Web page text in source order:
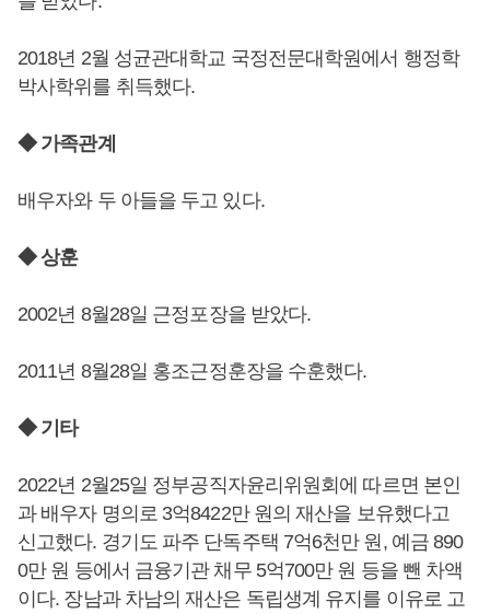
2018년 2월 성균관대학교 국정전문대학원에서 행정학
박사학위를 취득했다.
◆ 가족관계
배우자와 두 아들을 두고 있다.
◆ 상훈
2002년 8월28일 근정포장을 받았다.
2011년 8월28일 홍조근정훈장을 수훈했다.
◆ 기타
2022년 2월25일 정부공직자윤리위원회에 따르면 본인
과 배우자 명의로 3억8422만 원의 재산을 보유했다고
신고했다. 경기도 파주 단독주택 7억6천만 원, 예금 890
0만 원 등에서 금융기관 채무 5억700만 원 등을 뺀 차액
이다. 장남과 차남의 재산은 독립생계 유지를 이유로 고